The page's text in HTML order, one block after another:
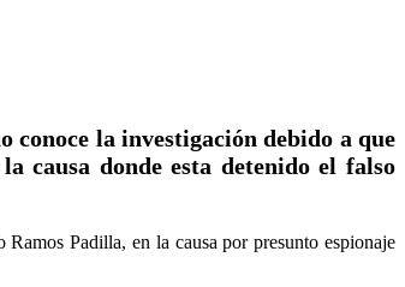
la investigación debido a que
causa donde esta detenido el falso
Padilla, en la causa por presunto espionaje